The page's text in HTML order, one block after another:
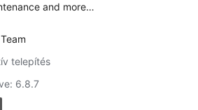
and more…
telepítés
6.8.7